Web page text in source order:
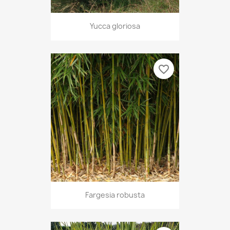
Yucca gloriosa
Fargesia robusta
favorite_border